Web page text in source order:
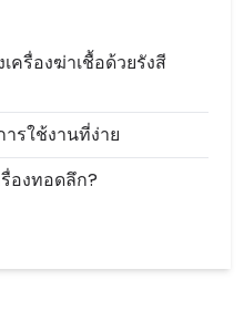
ครื่องฆ่าเชื้อด้วยรังสี
รใช้งานที่ง่าย
องทอดลึก?